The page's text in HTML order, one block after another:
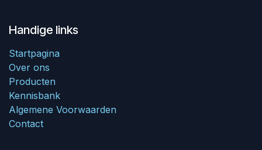
Handige links
Startpagina
Over ons
Producten
Kennisbank
Algemene Voorwaarden
Contact